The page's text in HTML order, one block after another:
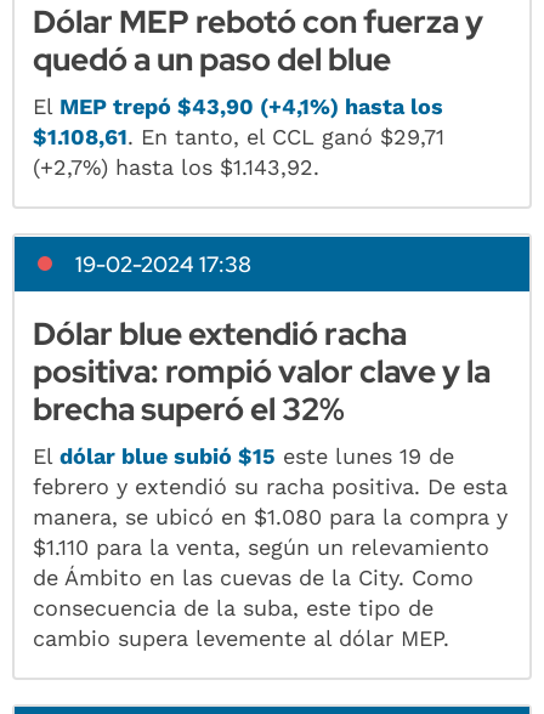
Dólar MEP rebotó con fuerza y
quedó a un paso del blue
El MEP trepó $43,90 (+4,1%) hasta los
$1.108,61. En tanto, el CCL ganó $29,71
(+2,7%) hasta los $1.143,92.
19-02-2024 17:38
Dólar blue extendió racha
positiva: rompió valor clave y la
brecha superó el 32%
Eldólar blue subió $15 este lunes 19 de
febrero y extendió su racha positiva. De esta
manera, se ubicó en $1.080 para la compra y
$1.110 para la venta, según un relevamiento
de Ámbito en las cuevas de la City. Como
consecuencia de la suba, este tipo de
cambio supera levemente al dólar MEP.